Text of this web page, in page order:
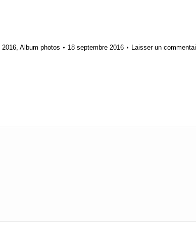
2016, Album photos 18 septembre 2016 Laisser un